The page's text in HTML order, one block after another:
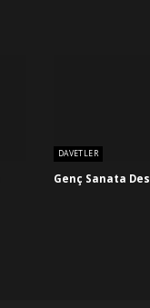
DAVETLER
Genç Sanata